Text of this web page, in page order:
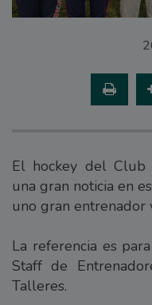
El hockey del Club
una gran noticia en
uno gran entrenador
La referencia es
Staff de
Talleres.